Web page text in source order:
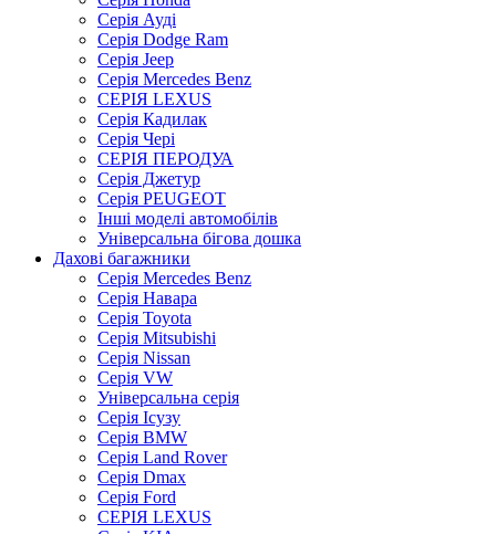
Серія Ауді
Серія Dodge Ram
Серія Jeep
Серія Mercedes Benz
СЕРІЯ LEXUS
Серія Кадилак
Серія Чері
СЕРІЯ ПЕРОДУА
Серія Джетур
Серія PEUGEOT
Інші моделі автомобілів
Універсальна бігова дошка
Дахові багажники
Серія Mercedes Benz
Серія Навара
Серія Toyota
Серія Mitsubishi
Серія Nissan
Серія VW
Універсальна серія
Серія Ісузу
Серія BMW
Серія Land Rover
Серія Dmax
Серія Ford
СЕРІЯ LEXUS